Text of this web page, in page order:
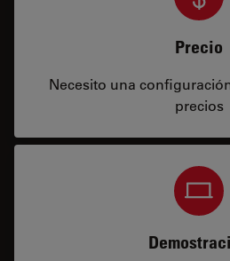
Precio
Necesito una
precios